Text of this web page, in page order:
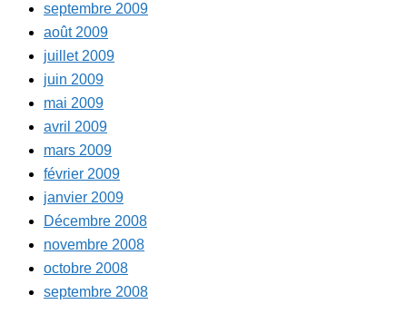
septembre 2009
août 2009
juillet 2009
juin 2009
mai 2009
avril 2009
mars 2009
février 2009
janvier 2009
Décembre 2008
novembre 2008
octobre 2008
septembre 2008